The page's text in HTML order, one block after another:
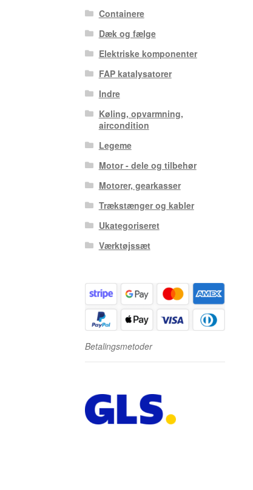
Containere
Dæk og fælge
Elektriske komponenter
FAP katalysatorer
Indre
Køling, opvarmning,
aircondition
Legeme
Motor - dele og tilbehør
Motorer, gearkasser
Trækstænger og kabler
Ukategoriseret
Værktøjssæt
Betalingsmetoder